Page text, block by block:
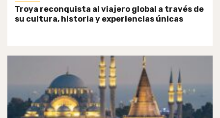
Troya reconquista al viajero global a través de
su cultura, historia y experiencias únicas